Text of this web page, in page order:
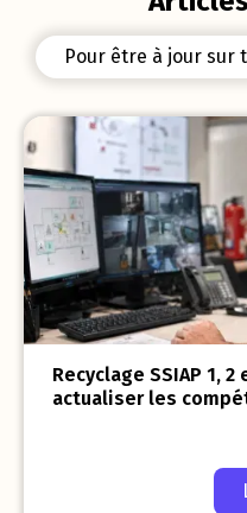
Pour être à jour sur
Recyclage SSIAP 1,
actualiser les